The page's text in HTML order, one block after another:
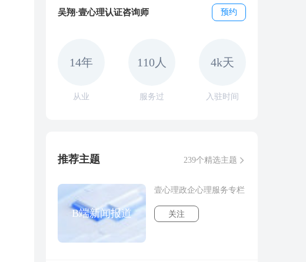
吴翔·壹心理认证咨询师 预约
14年
从业
110人
服务过
4k天
入驻时间
推荐主题 239个精选主题
B端新闻报道
壹心理政企心理服务专栏
关注